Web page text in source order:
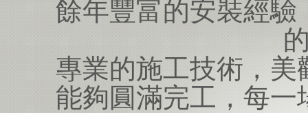
餘年豐富的安裝經
專業的施工技術，
能夠圓滿完工，每